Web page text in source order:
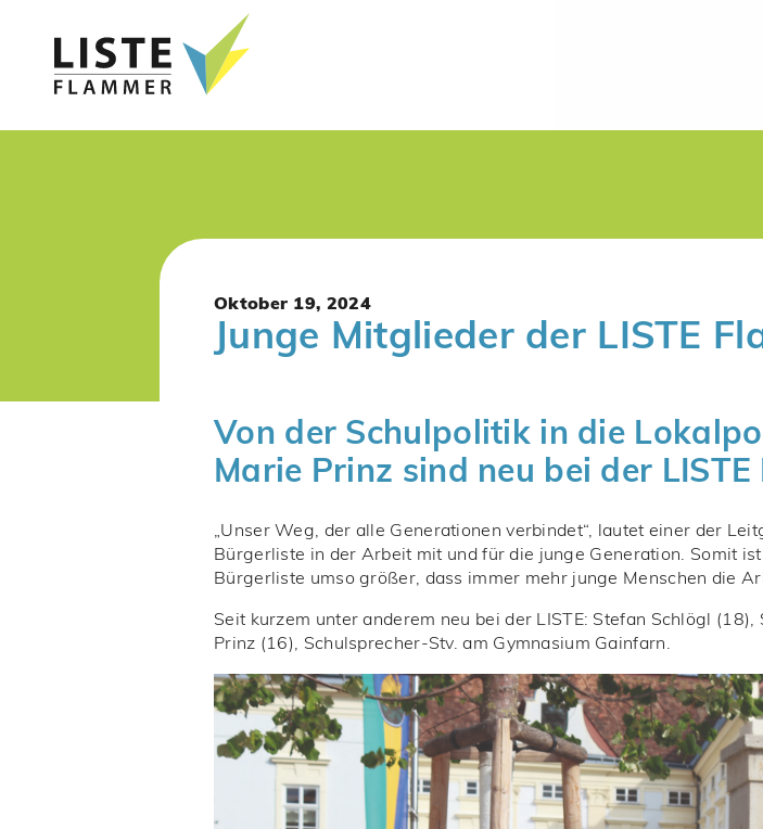
Oktober 19, 2024
Junge Mitglieder der LISTE
Von der Schulpolitik in die
Marie Prinz sind neu bei der LISTE
„Unser Weg, der alle Generationen verbindet“, lautet einer der
Bürgerliste in der Arbeit mit und für die junge Generation. Somit
Bürgerliste umso größer, dass immer mehr junge Menschen die
Seit kurzem unter anderem neu bei der LISTE: Stefan Schlögl
Prinz (16), Schulsprecher-Stv. am Gymnasium Gainfarn.